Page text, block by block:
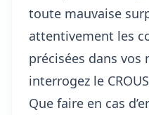
toute mauvaise
attentivement les
précisées dans
interrogez le
Que faire en cas